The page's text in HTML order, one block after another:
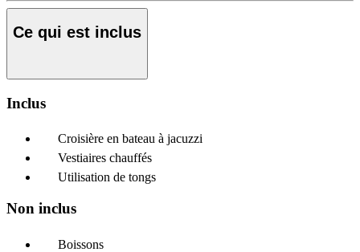
Ce qui est inclus
Inclus
Croisière en bateau à jacuzzi
Vestiaires chauffés
Utilisation de tongs
Non inclus
Boissons